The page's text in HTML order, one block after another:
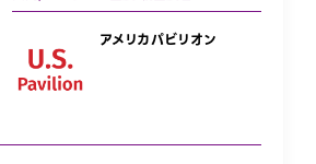
アメリカパビリオン